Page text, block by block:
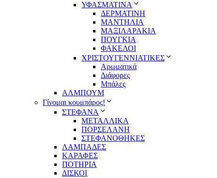
ΥΦΑΣΜΑΤΙΝA
ΔΕΡΜΑΤΙΝΗ
ΜΑΝΤΗΛΙΑ
ΜΑΞΙΛΑΡΑΚΙΑ
ΠΟΥΓΚΙΑ
ΦΑΚΕΛΟΙ
ΧΡΙΣΤΟΥΓΕΝΝΙΑΤΙΚΕΣ
Αρωματικά
Διάφορες
Μπάλες
ΑΛΜΠΟΥΜ
Γίνομαι κουμπάρος!
ΣΤΕΦΑΝΑ
ΜΕΤΑΛΛΙΚΑ
ΠΟΡΣΕΛΑΝΗ
ΣΤΕΦΑΝΟΘΗΚΕΣ
ΛΑΜΠΑΔΕΣ
ΚΑΡΑΦΕΣ
ΠΟΤΗΡΙΑ
ΔΙΣΚΟΙ